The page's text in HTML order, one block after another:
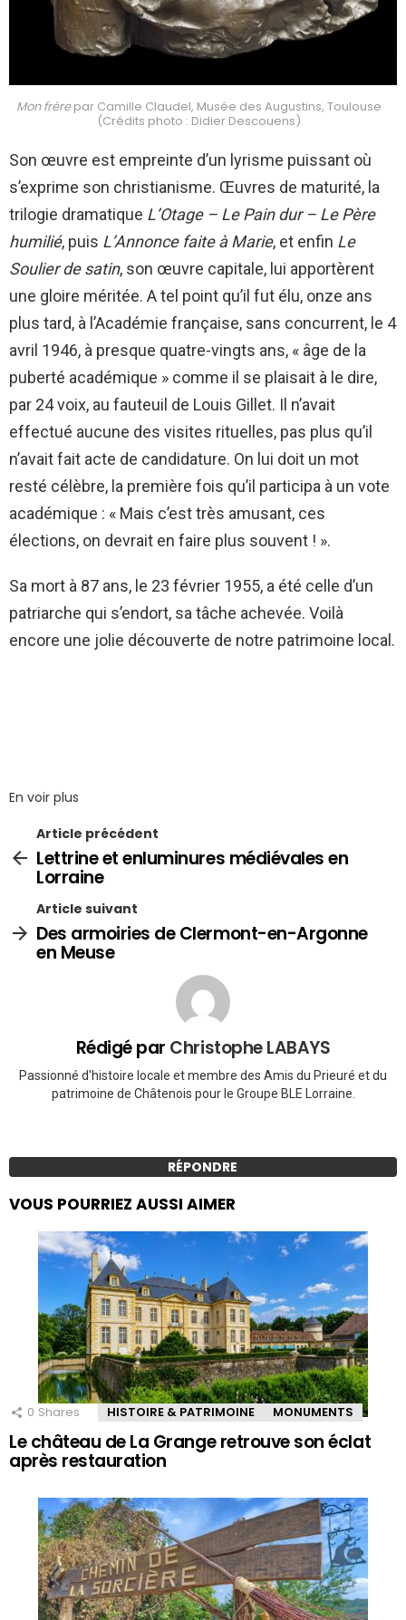
Mon frèrepar Camille Claudel, Musée des Augustins, Toulouse
(Crédits photo : Didier Descouens)
Son œuvre est empreinte d’un lyrisme puissant où
s’exprime son christianisme. Œuvres de maturité, la
trilogie dramatique L’Otage – Le Pain dur – Le Père
humilié, puis L’Annonce faite à Marie, et enfin Le
Soulier de satin, son œuvre capitale, lui apportèrent
une gloire méritée. A tel point qu’il fut élu, onze ans
plus tard, à l’Académie française, sans concurrent, le 4
avril 1946, à presque quatre-vingts ans, « âge de la
puberté académique » comme il se plaisait à le dire,
par 24 voix, au fauteuil de Louis Gillet. Il n’avait
effectué aucune des visites rituelles, pas plus qu’il
n’avait fait acte de candidature. On lui doit un mot
resté célèbre, la première fois qu’il participa à un vote
académique : « Mais c’est très amusant, ces
élections, on devrait en faire plus souvent ! ».
Sa mort à 87 ans, le 23 février 1955, a été celle d’un
patriarche qui s’endort, sa tâche achevée. Voilà
encore une jolie découverte de notre patrimoine local.
En voir plus
Article précédent
Lettrine et enluminures médiévales en
Lorraine
Article suivant
Des armoiries de Clermont-en-Argonne
en Meuse
Rédigé par Christophe LABAYS
Passionné d'histoire locale et membre des Amis du Prieuré et du
patrimoine de Châtenois pour le Groupe BLE Lorraine.
RÉPONDRE
VOUS POURRIEZ AUSSI AIMER
0 Shares HISTOIRE & PATRIMOINE MONUMENTS
Le château de La Grange retrouve son éclat
après restauration